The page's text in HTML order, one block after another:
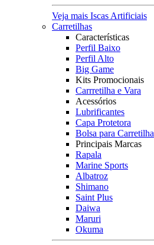
Veja mais Iscas Artificiais
Carretilhas
Características
Perfil Baixo
Perfil Alto
Big Game
Kits Promocionais
Carrretilha e Vara
Acessórios
Lubrificantes
Capa Protetora
Bolsa para Carretilha
Principais Marcas
Rapala
Marine Sports
Albatroz
Shimano
Saint Plus
Daiwa
Maruri
Okuma